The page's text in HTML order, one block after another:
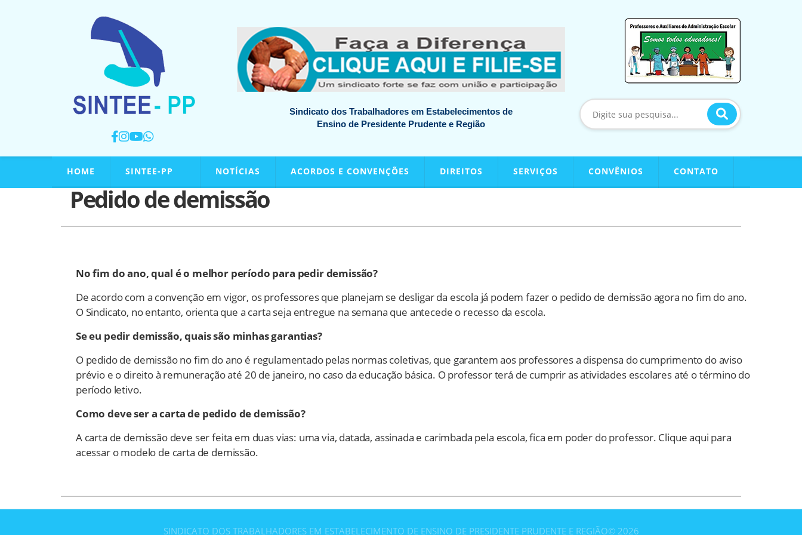
Sindicato dos Trabalhadores em Estabelecimentos de
Ensino de Presidente Prudente e Região
HOME SINTEE-PP NOTÍCIAS ACORDOS E CONVENÇÕES DIREITOS SERVIÇOS CONVÊNIOS CONTATO
Pedido de demissão
No fim do ano, qual é o melhor período para pedir demissão?
De acordo com a convenção em vigor, os professores que planejam se desligar da escola já podem fazer o pedido de demissão agora no fim do ano.
O Sindicato, no entanto, orienta que a carta seja entregue na semana que antecede o recesso da escola.
Se eu pedir demissão, quais são minhas garantias?
O pedido de demissão no fim do ano é regulamentado pelas normas coletivas, que garantem aos professores a dispensa do cumprimento do aviso
prévio e o direito à remuneração até 20 de janeiro, no caso da educação básica. O professor terá de cumprir as atividades escolares até o término do
período letivo.
Como deve ser a carta de pedido de demissão?
A carta de demissão deve ser feita em duas vias: uma via, datada, assinada e carimbada pela escola, fica em poder do professor. Clique aqui para
acessar o modelo de carta de demissão.
SINDICATO DOS TRABALHADORES EM ESTABELECIMENTO DE ENSINO DE PRESIDENTE PRUDENTE E REGIÃO© 2026